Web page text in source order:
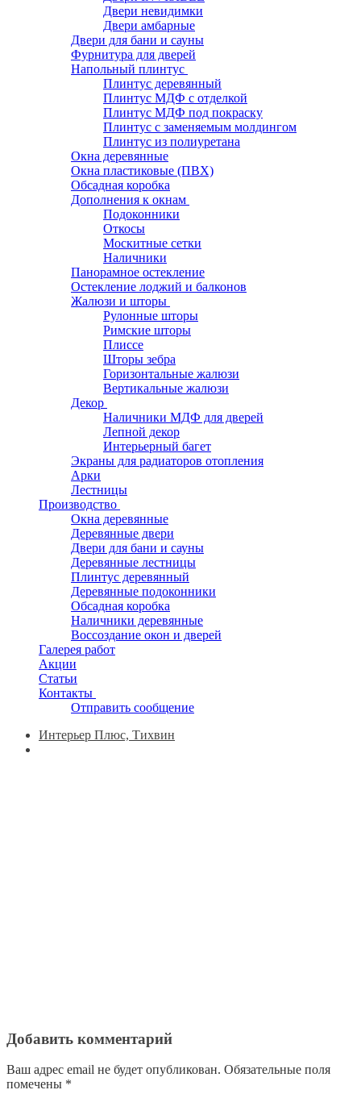
Двери невидимки
Двери амбарные
Двери для бани и сауны
Фурнитура для дверей
Напольный плинтус
Плинтус деревянный
Плинтус МДФ с отделкой
Плинтус МДФ под покраску
Плинтус с заменяемым молдингом
Плинтус из полиуретана
Окна деревянные
Окна пластиковые (ПВХ)
Обсадная коробка
Дополнения к окнам
Подоконники
Откосы
Москитные сетки
Наличники
Панорамное остекление
Остекление лоджий и балконов
Жалюзи и шторы
Рулонные шторы
Римские шторы
Плиссе
Шторы зебра
Горизонтальные жалюзи
Вертикальные жалюзи
Декор
Наличники МДФ для дверей
Лепной декор
Интерьерный багет
Экраны для радиаторов отопления
Арки
Лестницы
Производство
Окна деревянные
Деревянные двери
Двери для бани и сауны
Деревянные лестницы
Плинтус деревянный
Деревянные подоконники
Обсадная коробка
Наличники деревянные
Воссоздание окон и дверей
Галерея работ
Акции
Статьи
Контакты
Отправить сообщение
Интерьер Плюс, Тихвин
Добавить комментарий
Ваш адрес email не будет опубликован. Обязательные поля
помечены *